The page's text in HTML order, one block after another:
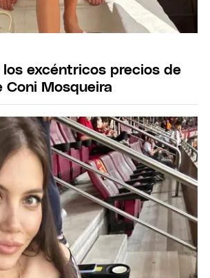
los excéntricos precios de
Coni Mosqueira